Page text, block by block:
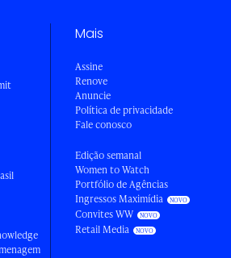
Mais
Assine
Renove
Anuncie
Política de privacidade
Fale conosco
Edição semanal
Women to Watch
Portfólio de Agências
Ingressos Maximídia
Convites WW
Retail Media